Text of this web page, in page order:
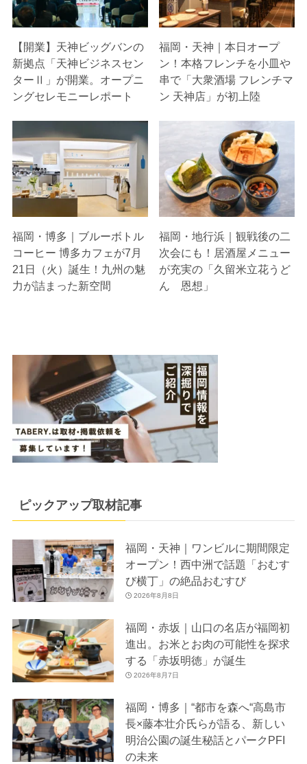
【開業】天神ビッグバンの
新拠点「天神ビジネスセン
ターⅡ」が開業。オープニ
ングセレモニーレポート
福岡・天神｜本日オープ
ン！本格フレンチを小皿や
串で「大衆酒場 フレンチマ
ン 天神店」が初上陸
福岡・博多｜ブルーボトル
コーヒー 博多カフェが7月
21日（火）誕生！九州の魅
力が詰まった新空間
福岡・地行浜｜観戦後の二
次会にも！居酒屋メニュー
が充実の「久留米立花うど
ん 恩想」
ピックアップ取材記事
福岡・天神｜ワンビルに期間限定
オープン！西中洲で話題「おむす
び横丁」の絶品おむすび
2026年8月8日
福岡・赤坂｜山口の名店が福岡初
進出。お米とお肉の可能性を探求
する「赤坂明徳」が誕生
2026年8月7日
福岡・博多｜“都市を森へ“高島市
長×藤本壮介氏らが語る、新しい
明治公園の誕生秘話とパークPFI
の未来